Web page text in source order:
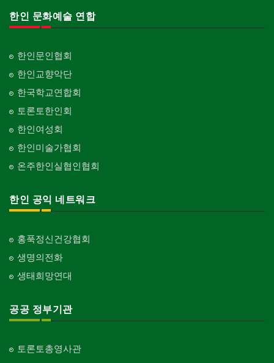
한인 문화예술 연합
한인문인협회
한인교향악단
한국학교연합회
토론토한인회
한인여성회
한인미술가협회
온주한인실협인협회
한인 공익 네트워크
홍푹정신건강협회
생명의전화
생태희망연대
공공 정부기관
토론토총영사관